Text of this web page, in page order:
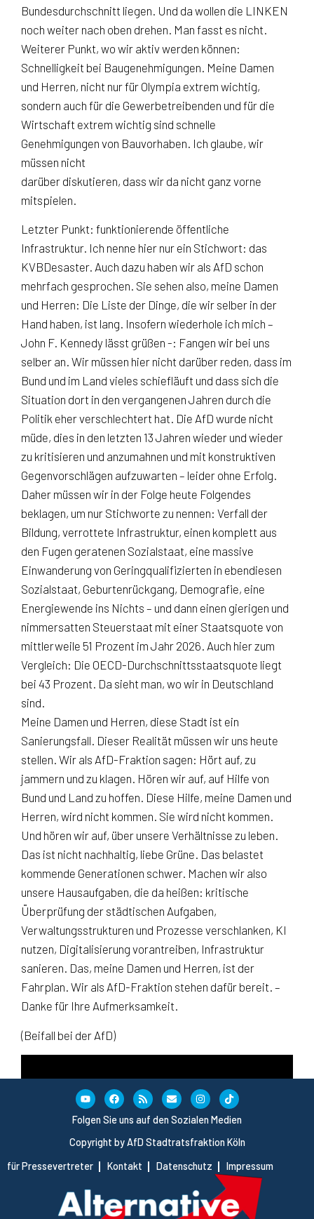
Bundesdurchschnitt liegen. Und da wollen die LINKEN
noch weiter nach oben drehen. Man fasst es nicht.
Weiterer Punkt, wo wir aktiv werden können:
Schnelligkeit bei Baugenehmigungen. Meine Damen
und Herren, nicht nur für Olympia extrem wichtig,
sondern auch für die Gewerbetreibenden und für die
Wirtschaft extrem wichtig sind schnelle
Genehmigungen von Bauvorhaben. Ich glaube, wir
müssen nicht
darüber diskutieren, dass wir da nicht ganz vorne
mitspielen.
Letzter Punkt: funktionierende öffentliche
Infrastruktur. Ich nenne hier nur ein Stichwort: das
KVBDesaster. Auch dazu haben wir als AfD schon
mehrfach gesprochen. Sie sehen also, meine Damen
und Herren: Die Liste der Dinge, die wir selber in der
Hand haben, ist lang. Insofern wiederhole ich mich –
John F. Kennedy lässt grüßen -: Fangen wir bei uns
selber an. Wir müssen hier nicht darüber reden, dass im
Bund und im Land vieles schiefläuft und dass sich die
Situation dort in den vergangenen Jahren durch die
Politik eher verschlechtert hat. Die AfD wurde nicht
müde, dies in den letzten 13 Jahren wieder und wieder
zu kritisieren und anzumahnen und mit konstruktiven
Gegenvorschlägen aufzuwarten – leider ohne Erfolg.
Daher müssen wir in der Folge heute Folgendes
beklagen, um nur Stichworte zu nennen: Verfall der
Bildung, verrottete Infrastruktur, einen komplett aus
den Fugen geratenen Sozialstaat, eine massive
Einwanderung von Geringqualifizierten in ebendiesen
Sozialstaat, Geburtenrückgang, Demografie, eine
Energiewende ins Nichts – und dann einen gierigen und
nimmersatten Steuerstaat mit einer Staatsquote von
mittlerweile 51 Prozent im Jahr 2026. Auch hier zum
Vergleich: Die OECD-Durchschnittsstaatsquote liegt
bei 43 Prozent. Da sieht man, wo wir in Deutschland
sind.
Meine Damen und Herren, diese Stadt ist ein
Sanierungsfall. Dieser Realität müssen wir uns heute
stellen. Wir als AfD-Fraktion sagen: Hört auf, zu
jammern und zu klagen. Hören wir auf, auf Hilfe von
Bund und Land zu hoffen. Diese Hilfe, meine Damen und
Herren, wird nicht kommen. Sie wird nicht kommen.
Und hören wir auf, über unsere Verhältnisse zu leben.
Das ist nicht nachhaltig, liebe Grüne. Das belastet
kommende Generationen schwer. Machen wir also
unsere Hausaufgaben, die da heißen: kritische
Überprüfung der städtischen Aufgaben,
Verwaltungsstrukturen und Prozesse verschlanken, KI
nutzen, Digitalisierung vorantreiben, Infrastruktur
sanieren. Das, meine Damen und Herren, ist der
Fahrplan. Wir als AfD-Fraktion stehen dafür bereit. –
Danke für Ihre Aufmerksamkeit.
(Beifall bei der AfD)
Copyright by AfD Stadtratsfraktion Köln
für Pressevertreter Kontakt Datenschutz Impressum
Folgen Sie uns auf den Sozialen Medien